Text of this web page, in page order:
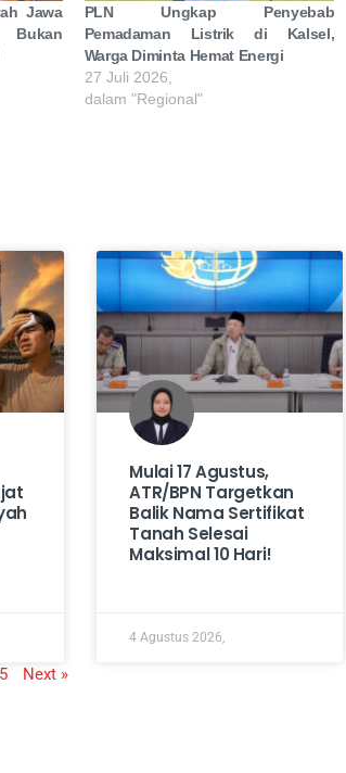
Jawa
Bukan
PLN Ungkap Penyebab
Pemadaman Listrik di Kalsel,
Warga Diminta Hemat Energi
27 Juli 2026,
dalam "Regional"
Mulai 17 Agustus,
ATR/BPN Targetkan
Balik Nama Sertifikat
Tanah Selesai
Maksimal 10 Hari!
4 Agustus 2026,
5 Next »